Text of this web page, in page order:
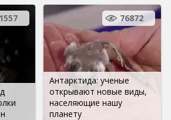
1557
Антарктида: ученые
открывают новые виды,
населяющие нашу
планету
76872